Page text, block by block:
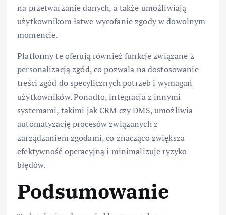
na przetwarzanie danych, a także umożliwiają
użytkownikom łatwe wycofanie zgody w dowolnym
momencie.
Platformy te oferują również funkcje związane z
personalizacją zgód, co pozwala na dostosowanie
treści zgód do specyficznych potrzeb i wymagań
użytkowników. Ponadto, integracja z innymi
systemami, takimi jak CRM czy DMS, umożliwia
automatyzację procesów związanych z
zarządzaniem zgodami, co znacząco zwiększa
efektywność operacyjną i minimalizuje ryzyko
błędów.
Podsumowanie